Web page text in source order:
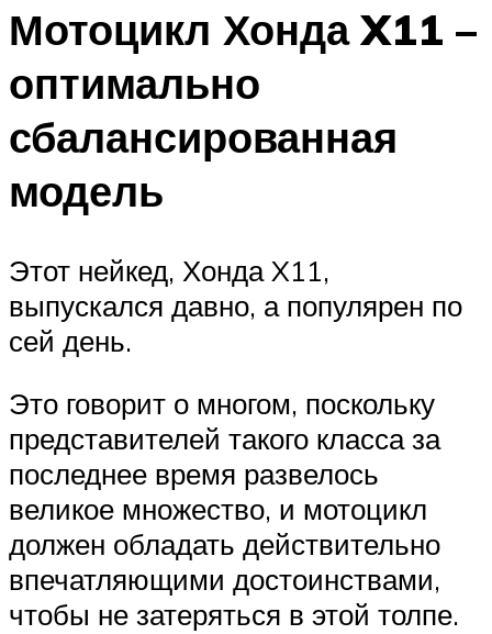
Мотоцикл Хонда X11 –
оптимально
сбалансированная
модель
Этот нейкед, Хонда X11,
выпускался давно, а популярен по
сей день.
Это говорит о многом, поскольку
представителей такого класса за
последнее время развелось
великое множество, и мотоцикл
должен обладать действительно
впечатляющими достоинствами,
чтобы не затеряться в этой толпе.